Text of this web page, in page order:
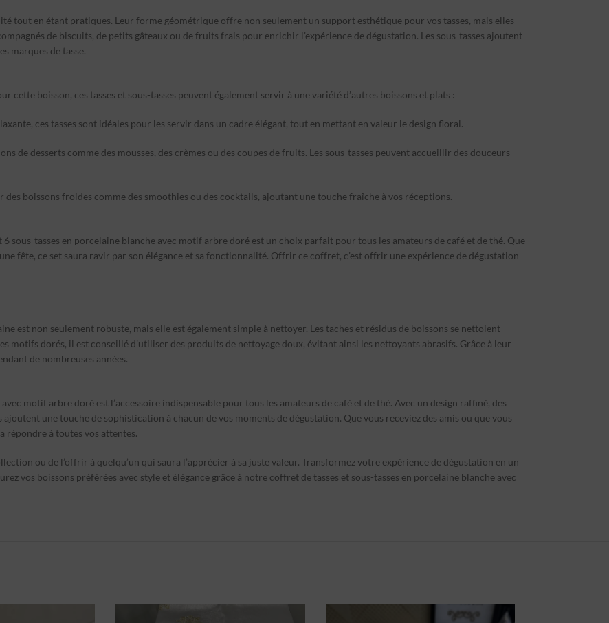
tout en étant pratiques. Leur forme géométrique offre non seulement un support esthétique pour vos tasses, mais elles
de biscuits, de petits gâteaux ou de fruits frais pour enrichir l’expérience de dégustation. Les sous-tasses ajoutent
marques de tasse.
cette boisson, ces tasses et sous-tasses peuvent également servir à une variété d’autres boissons et plats :
ces tasses sont idéales pour les servir dans un cadre élégant, tout en mettant en valeur le design floral.
de desserts comme des mousses, des crèmes ou des coupes de fruits. Les sous-tasses peuvent accueillir des douceurs
boissons froides comme des smoothies ou des cocktails, ajoutant une touche fraîche à vos réceptions.
sous-tasses en porcelaine blanche avec motif arbre doré est un choix parfait pour tous les amateurs de café et de thé. Que
fête, ce set saura ravir par son élégance et sa fonctionnalité. Offrir ce coffret, c’est offrir une expérience de dégustation
est non seulement robuste, mais elle est également simple à nettoyer. Les taches et résidus de boissons se nettoient
motifs dorés, il est conseillé d’utiliser des produits de nettoyage doux, évitant ainsi les nettoyants abrasifs. Grâce à leur
de nombreuses années.
motif arbre doré est l’accessoire indispensable pour tous les amateurs de café et de thé. Avec un design raffiné, des
une touche de sophistication à chacun de vos moments de dégustation. Que vous receviez des amis ou que vous
à toutes vos attentes.
ou de l’offrir à quelqu’un qui saura l’apprécier à sa juste valeur. Transformez votre expérience de dégustation en un
vos boissons préférées avec style et élégance grâce à notre coffret de tasses et sous-tasses en porcelaine blanche avec